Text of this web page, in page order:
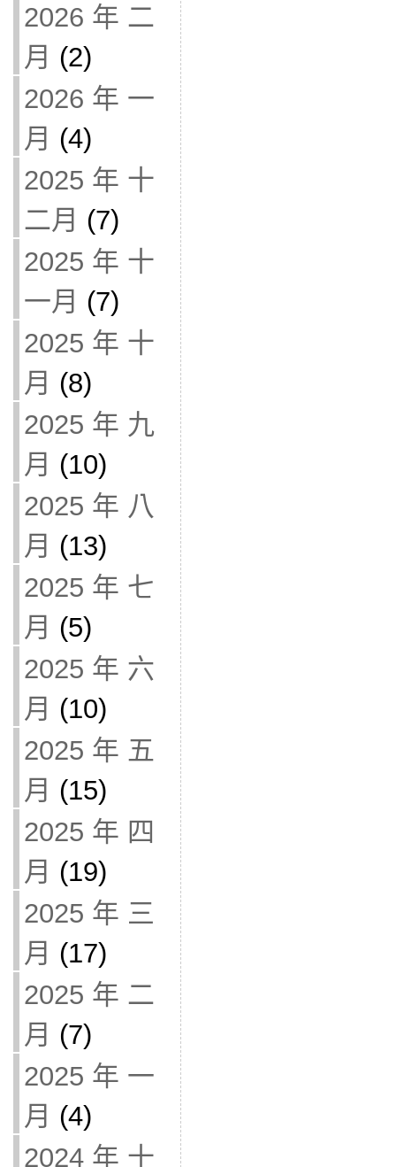
2026 年 二
月 (2)
2026 年 一
月 (4)
2025 年 十
二月 (7)
2025 年 十
一月 (7)
2025 年 十
月 (8)
2025 年 九
月 (10)
2025 年 八
月 (13)
2025 年 七
月 (5)
2025 年 六
月 (10)
2025 年 五
月 (15)
2025 年 四
月 (19)
2025 年 三
月 (17)
2025 年 二
月 (7)
2025 年 一
月 (4)
2024 年 十